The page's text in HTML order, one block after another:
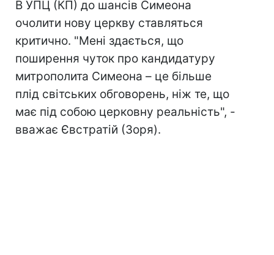
В УПЦ (КП) до шансів Симеона
очолити нову церкву ставляться
критично. "Мені здається, що
поширення чуток про кандидатуру
митрополита Симеона – це більше
плід світських обговорень, ніж те, що
має під собою церковну реальність", -
вважає Євстратій (Зоря).